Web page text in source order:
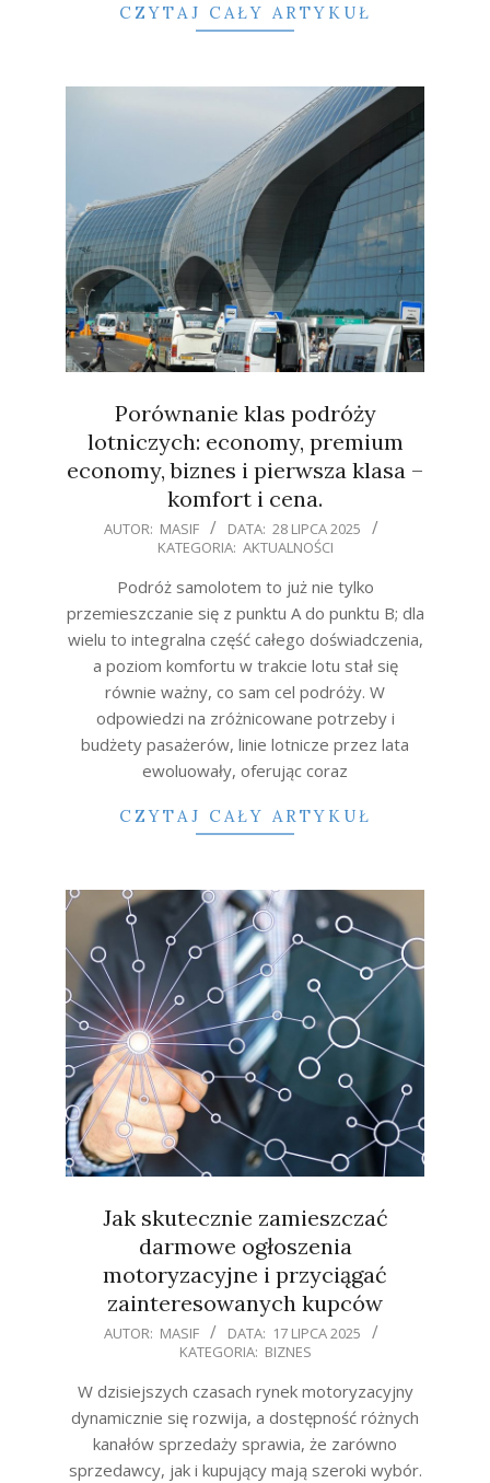
CZYTAJ CAŁY ARTYKUŁ
Porównanie klas podróży
lotniczych: economy, premium
economy, biznes i pierwsza klasa –
komfort i cena.
2025-AUTOR: MASIF DATA: 28 LIPCA 2025
KATEGORIA: AKTUALNOŚCI
Podróż samolotem to już nie tylko
przemieszczanie się z punktu A do punktu B; dla
wielu to integralna część całego doświadczenia,
a poziom komfortu w trakcie lotu stał się
równie ważny, co sam cel podróży. W
odpowiedzi na zróżnicowane potrzeby i
budżety pasażerów, linie lotnicze przez lata
ewoluowały, oferując coraz
CZYTAJ CAŁY ARTYKUŁ
Jak skutecznie zamieszczać
darmowe ogłoszenia
motoryzacyjne i przyciągać
zainteresowanych kupców
2025-
17
AUTOR: MASIF DATA: 17 LIPCA 2025
KATEGORIA: BIZNES
W dzisiejszych czasach rynek motoryzacyjny
dynamicznie się rozwija, a dostępność różnych
kanałów sprzedaży sprawia, że zarówno
sprzedawcy, jak i kupujący mają szeroki wybór.